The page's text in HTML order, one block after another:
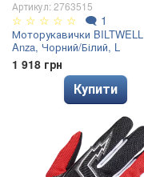
Артикул: 2763515
☆ ☆ ☆ ☆ ☆ 🗨 1
Моторукавички BILTWELL
Anza, Чорний/Білий, L
1 918 грн
Купити